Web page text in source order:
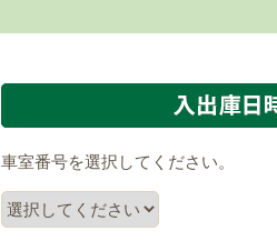
車室番号を選択してください。